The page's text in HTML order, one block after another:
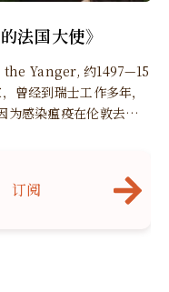
法国大使》
Yanger, 约1497—15
曾经到瑞士工作多年，
为感染瘟疫在伦敦去
订阅